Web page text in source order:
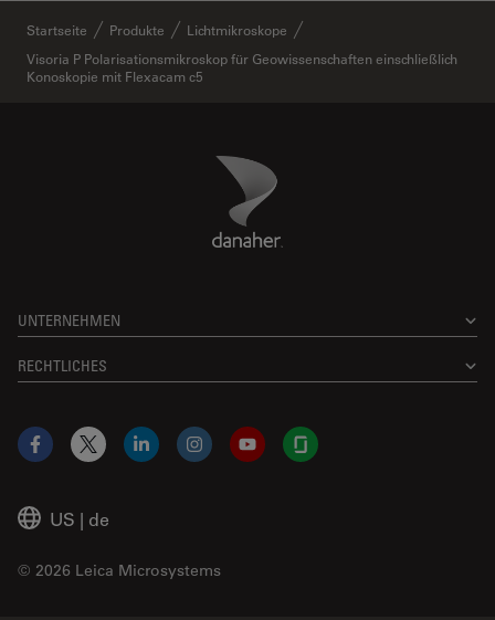
Startseite Produkte
Lichtmikroskope
Visoria P Polarisationsmikroskop für Geowissenschaften einschließlich
Konoskopie mit Flexacam c5
Danaher Logo
UNTERNEHMEN
RECHTLICHES
US | de
© 2026 Leica Microsystems
Facebook
X LinkedInInstagramYouTubeGlassdoor